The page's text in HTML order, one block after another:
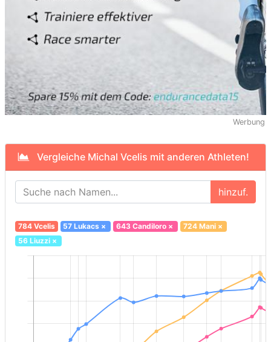
Werbung
Vergleiche Michal Vcelis mit anderen Athleten!
hinzuf.
784 Vcelis 57 Lukacs × 643 Candiloro× 724 Mani×
56 Liuzzi×